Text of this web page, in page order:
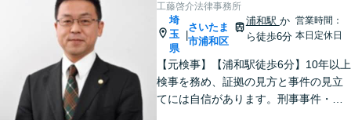
工藤啓介法律事務所
埼
玉
県
|
さいたま
市浦和区
浦和駅 か
ら徒歩6分
営業時間：
本日定休日
【元検事】【浦和駅徒歩6分】10年以上
検事を務め、証拠の見方と事件の見立
てには自信があります。刑事事件・離